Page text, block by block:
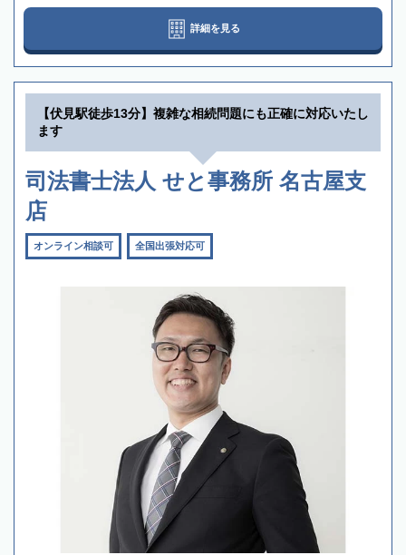
詳細を見る
【伏見駅徒歩13分】複雑な相続問題にも正確に対応いたし
ます
司法書士法人 せと事務所 名古屋支
店
オンライン相談可 全国出張対応可